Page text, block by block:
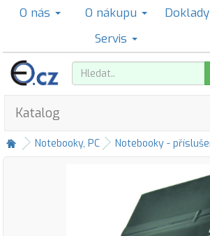
O nás O nákupu Doklady
Servis
Katalog
Notebooky, PC Notebooky -